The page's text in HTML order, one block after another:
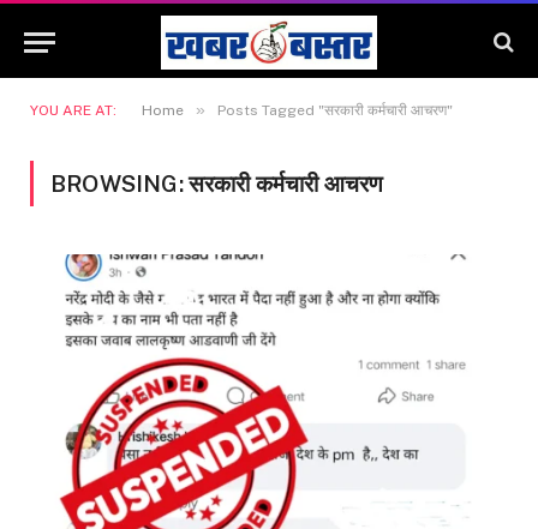
YOU ARE AT: Home » Posts Tagged "सरकारी कर्मचारी आचरण"
BROWSING:सरकारी कर्मचारी आचरण